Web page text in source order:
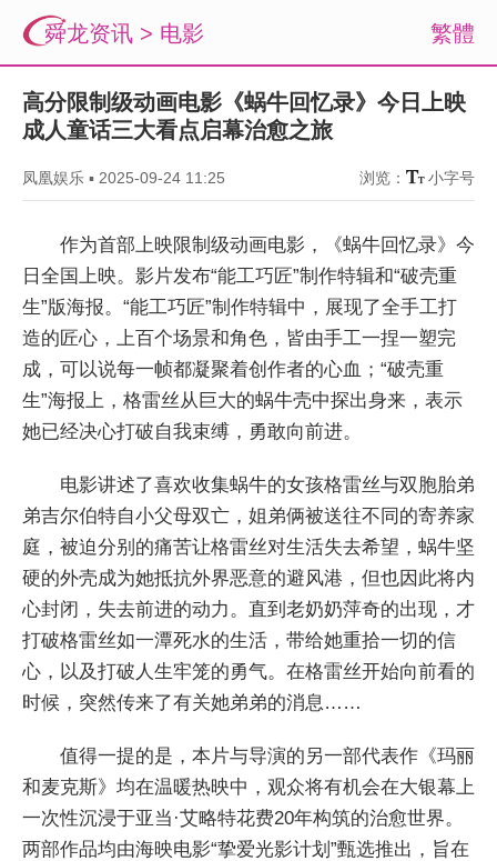
繁體
舜龙资讯 > 电影
高分限制级动画电影《蜗牛回忆录》今日上映
成人童话三大看点启幕治愈之旅
凤凰娱乐 ▪ 2025-09-24 11:25 浏览： 小字号
作为首部上映限制级动画电影，《蜗牛回忆录》今
日全国上映。影片发布“能工巧匠”制作特辑和“破壳重
生”版海报。“能工巧匠”制作特辑中，展现了全手工打
造的匠心，上百个场景和角色，皆由手工一捏一塑完
成，可以说每一帧都凝聚着创作者的心血；“破壳重
生”海报上，格雷丝从巨大的蜗牛壳中探出身来，表示
她已经决心打破自我束缚，勇敢向前进。
电影讲述了喜欢收集蜗牛的女孩格雷丝与双胞胎弟
弟吉尔伯特自小父母双亡，姐弟俩被送往不同的寄养家
庭，被迫分别的痛苦让格雷丝对生活失去希望，蜗牛坚
硬的外壳成为她抵抗外界恶意的避风港，但也因此将内
心封闭，失去前进的动力。直到老奶奶萍奇的出现，才
打破格雷丝如一潭死水的生活，带给她重拾一切的信
心，以及打破人生牢笼的勇气。在格雷丝开始向前看的
时候，突然传来了有关她弟弟的消息……
值得一提的是，本片与导演的另一部代表作《玛丽
和麦克斯》均在温暖热映中，观众将有机会在大银幕上
一次性沉浸于亚当·艾略特花费20年构筑的治愈世界。
两部作品均由海映电影“挚爱光影计划”甄选推出，旨在